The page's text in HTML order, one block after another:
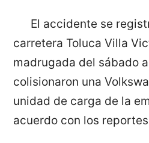
El accidente se
carretera Toluca Villa
madrugada del sábado
colisionaron una
unidad de carga de la
acuerdo con los